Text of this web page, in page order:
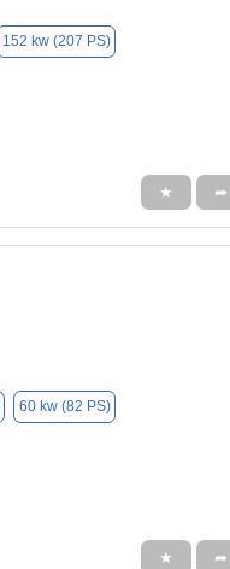
152 kw (207 PS)
★ ➦
60 kw (82 PS)
★ ➦